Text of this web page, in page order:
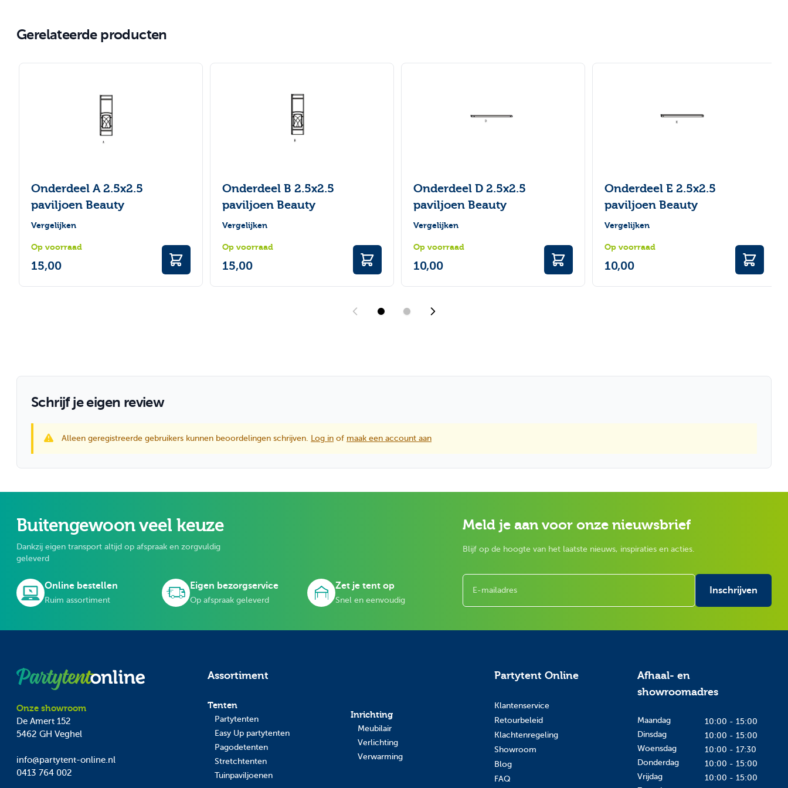
Gerelateerde producten
Navigeren door de elementen van de carrousel is mogelijk met de tabtoets. U kunt de carrousel overslaan of direct naar de carrouselnavigatie gaan met de overslaan links.
Druk om carrousel over te slaan
Druk op om naar carrouselnavigatie te gaan
Onderdeel A 2.5x2.5
paviljoen Beauty
Vergelijken
Op voorraad
15,00
Onderdeel B 2.5x2.5
paviljoen Beauty
Vergelijken
Op voorraad
15,00
Onderdeel D 2.5x2.5
paviljoen Beauty
Vergelijken
Op voorraad
10,00
Onderdeel E 2.5x2.5
paviljoen Beauty
Vergelijken
Op voorraad
10,00
Schrijf je eigen review
Alleen geregistreerde gebruikers kunnen beoordelingen schrijven. Log in of maak een account aan
Buitengewoon veel keuze
Dankzij eigen transport altijd op afspraak en zorgvuldig
geleverd
Online bestellen
Ruim assortiment
Eigen bezorgservice
Op afspraak geleverd
Zet je tent op
Snel en eenvoudig
Meld je aan voor onze nieuwsbrief
Blijf op de hoogte van het laatste nieuws, inspiraties en acties.
E-mailadres
Inschrijven
Onze showroom
De Amert 152
5462 GH Veghel
info@partytent-online.nl
0413 764 002
Assortiment
Tenten
Partytenten
Easy Up partytenten
Pagodetenten
Stretchtenten
Tuinpaviljoenen
Inrichting
Meubilair
Verlichting
Verwarming
Partytent Online
Klantenservice
Retourbeleid
Klachtenregeling
Showroom
Blog
FAQ
Afhaal- en
showroomadres
Maandag
10:00 - 15:00
Dinsdag
10:00 - 15:00
Woensdag
10:00 - 17:30
Donderdag
10:00 - 15:00
Vrijdag
10:00 - 15:00